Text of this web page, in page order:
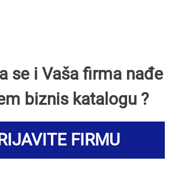
se i Vaša firma nađe
biznis katalogu ?
FIRMU